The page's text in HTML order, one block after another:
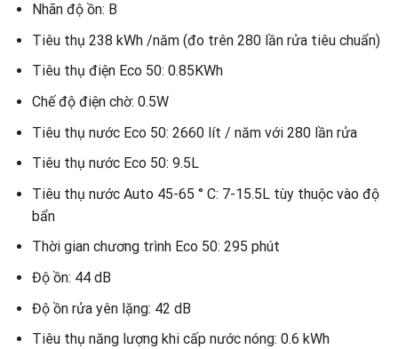
Nhãn độ ồn: B
Tiêu thụ 238 kWh /năm (đo trên 280 lần rửa tiêu chuẩn)
Tiêu thụ điện Eco 50: 0.85KWh
Chế độ điện chờ: 0.5W
Tiêu thụ nước Eco 50: 2660 lít / năm với 280 lần rửa
Tiêu thụ nước Eco 50: 9.5L
Tiêu thụ nước Auto 45-65 ° C: 7-15.5L tùy thuộc vào độ
bẩn
Thời gian chương trình Eco 50: 295 phút
Độ ồn: 44 dB
Độ ồn rửa yên lặng: 42 dB
Tiêu thụ năng lượng khi cấp nước nóng: 0.6 kWh